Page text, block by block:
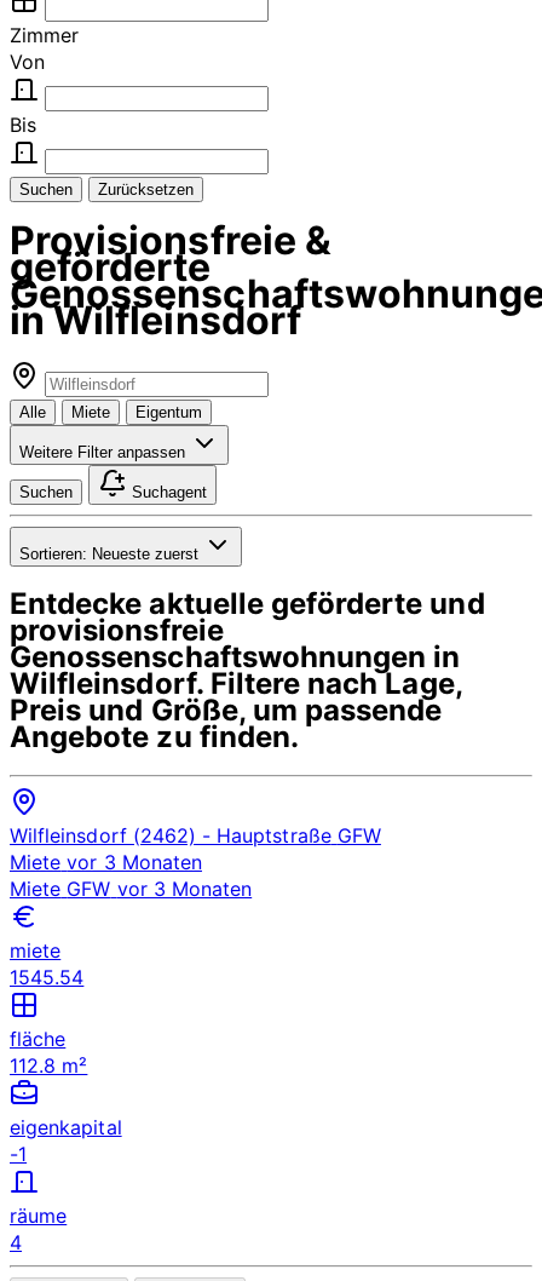
Zimmer
Von
Bis
Suchen Zurücksetzen
Provisionsfreie &
geförderte
in Wilfleinsdorf
Alle Miete Eigentum
Weitere Filter anpassen
Suchen Suchagent
Sortieren: Neueste zuerst
Entdecke aktuelle geförderte und
provisionsfreie
Genossenschaftswohnungen in
Wilfleinsdorf. Filtere nach Lage,
Preis und Größe, um passende
Angebote zu finden.
Wilfleinsdorf (2462) - Hauptstraße GFW
Miete vor 3 Monaten
Miete GFW vor 3 Monaten
miete
1545.54
fläche
112.8 m²
eigenkapital
-1
räume
4